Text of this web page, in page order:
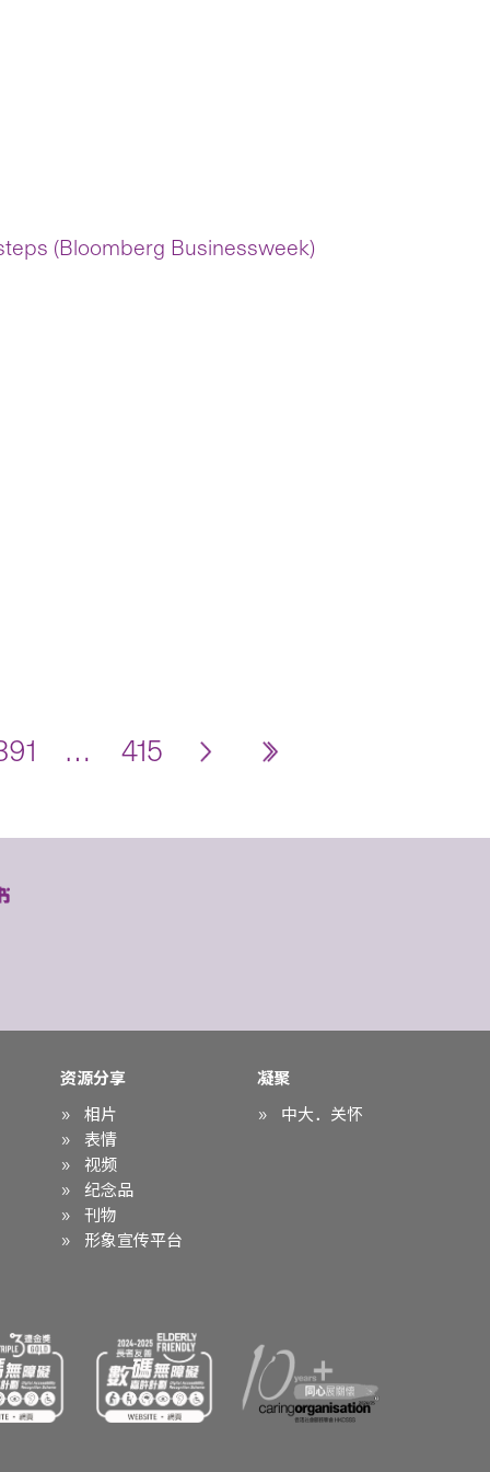
(Bloomberg Businessweek)
… 415
资源分享
相片
表情
视频
纪念品
刊物
形象宣传平台
凝聚
中大．关怀